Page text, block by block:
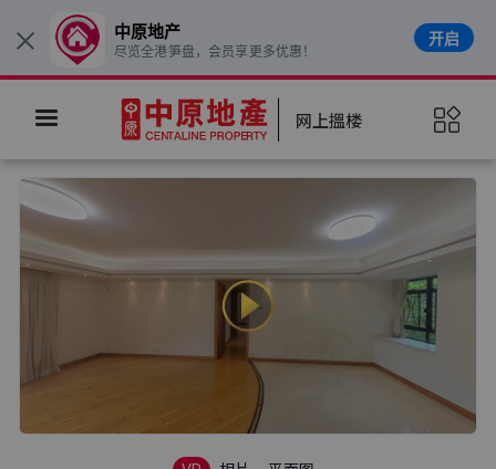
网上搵楼
× 中原地产
尽览全港笋盘，会员享更多优惠！
开启